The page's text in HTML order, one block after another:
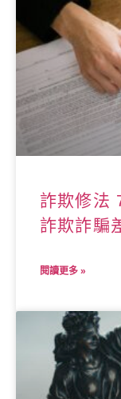
詐欺修法
詐欺詐騙
閱讀更多 »